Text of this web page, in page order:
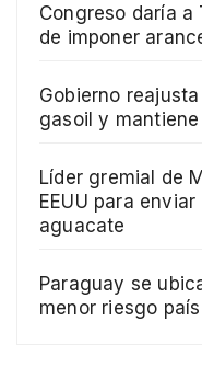
Congreso daría
de imponer
Gobierno
gasoil y
Líder gremial de
EEUU para
aguacate
Paraguay se
menor riesgo